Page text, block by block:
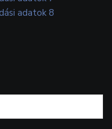
adatok 8